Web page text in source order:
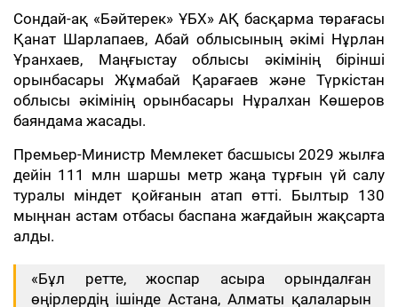
Сондай-ақ «Бәйтерек» ҰБХ» АҚ басқарма төрағасы
Қанат Шарлапаев, Абай облысының әкімі Нұрлан
Ұранхаев, Маңғыстау облысы әкімінің бірінші
орынбасары Жұмабай Қарағаев және Түркістан
облысы әкімінің орынбасары Нұралхан Көшеров
баяндама жасады.
Премьер-Министр Мемлекет басшысы 2029 жылға
дейін 111 млн шаршы метр жаңа тұрғын үй салу
туралы міндет қойғанын атап өтті. Былтыр 130
мыңнан астам отбасы баспана жағдайын жақсарта
алды.
«Бұл ретте, жоспар асыра орындалған
өңірлердің ішінде Астана, Алматы қалаларын